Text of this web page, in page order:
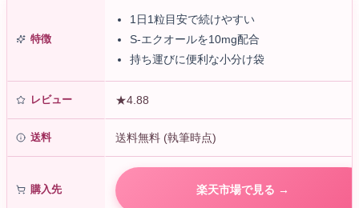
特徴
1日1粒目安で続けやすい
S-エクオールを10mg配合
持ち運びに便利な小分け袋
レビュー ★4.88
送料 送料無料 (執筆時点)
購入先 楽天市場で見る →